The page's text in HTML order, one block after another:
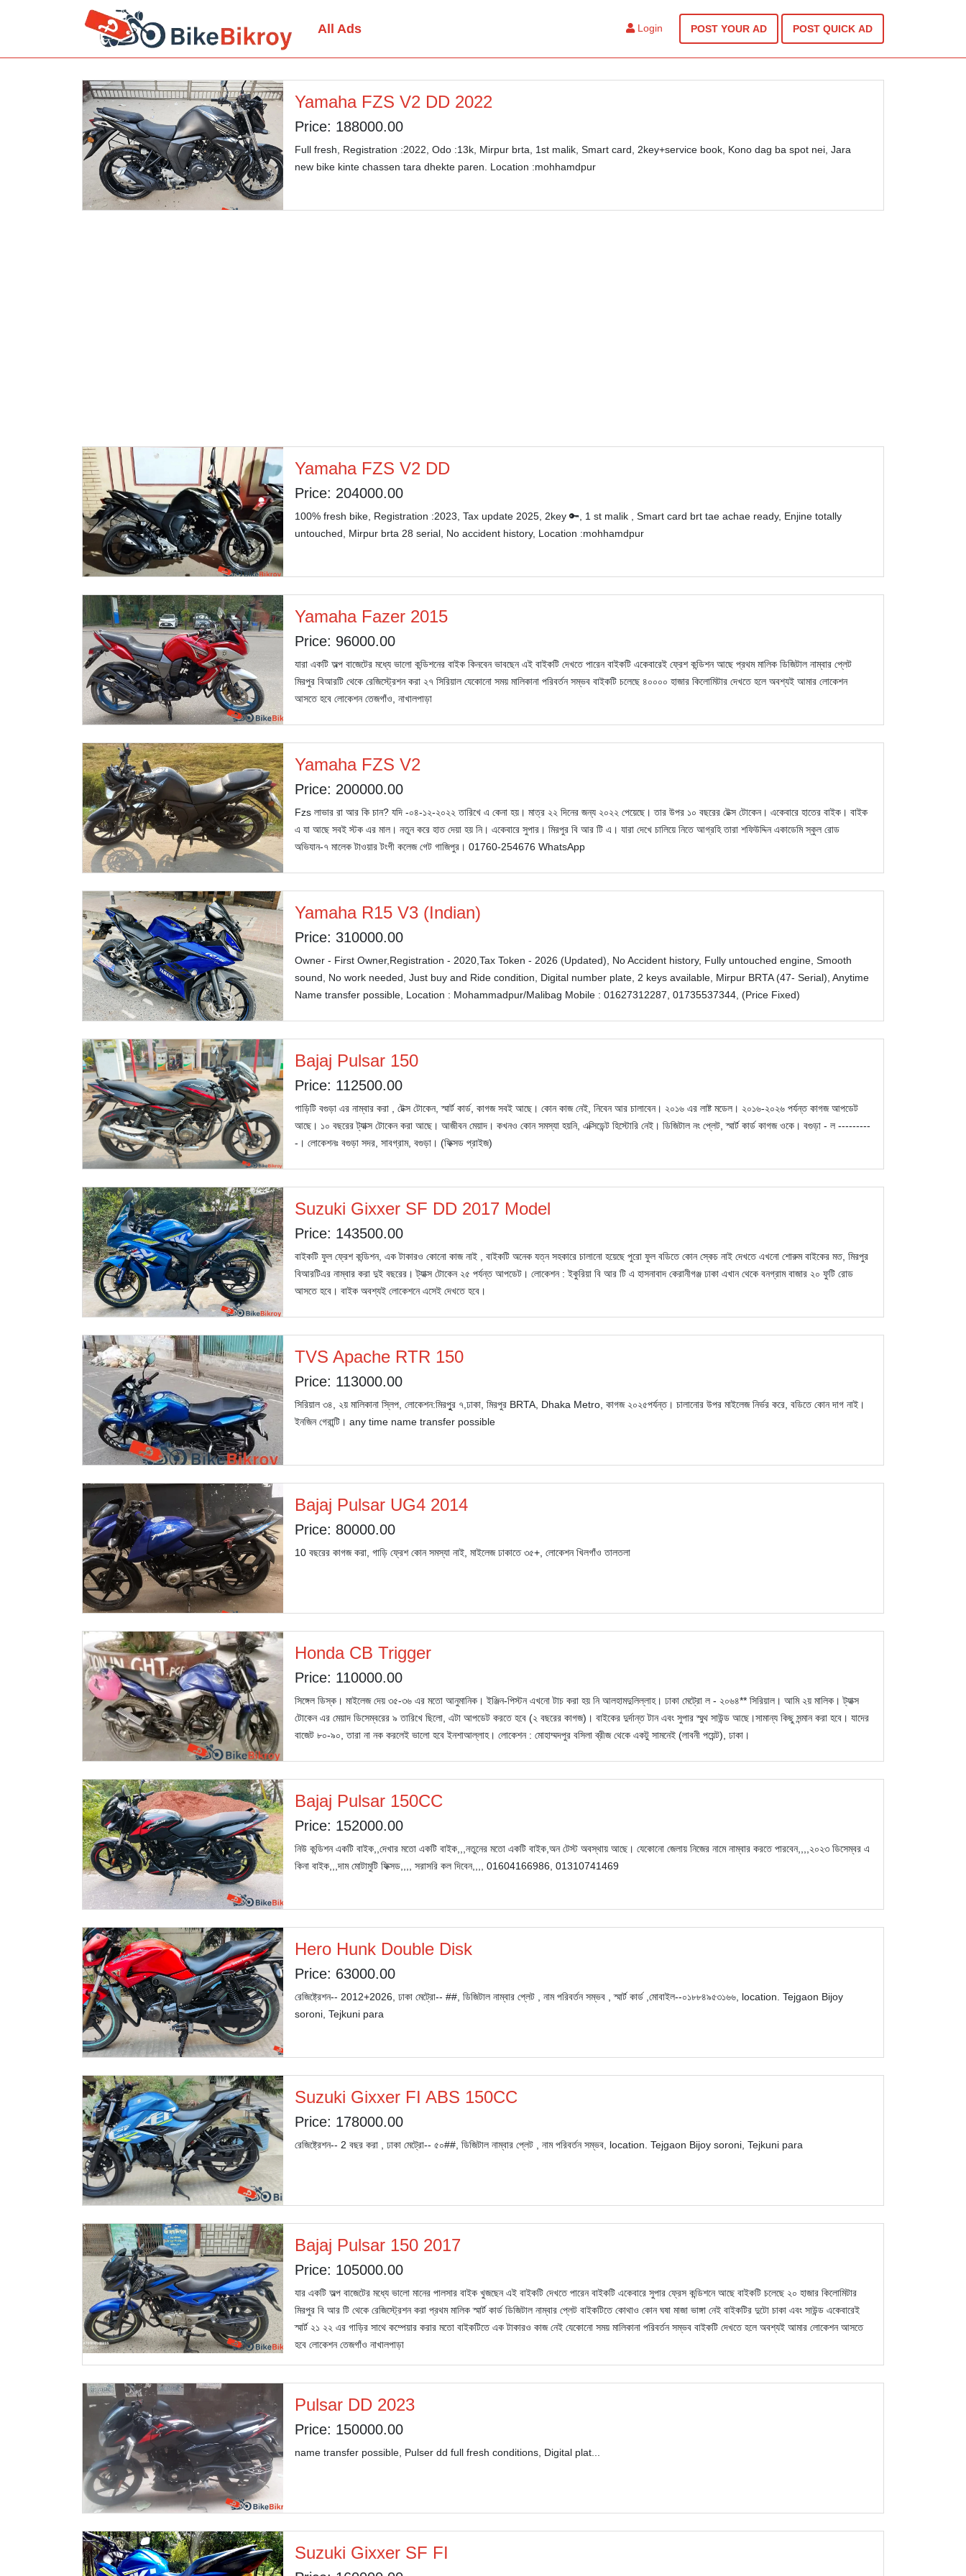
All Ads Login POST YOUR AD POST QUICK AD
Yamaha FZS V2 DD 2022
Price: 188000.00
Full fresh, Registration :2022, Odo :13k, Mirpur brta, 1st malik, Smart card, 2key+service book, Kono dag ba spot nei, Jara
new bike kinte chassen tara dhekte paren. Location :mohhamdpur
Yamaha FZS V2 DD
Price: 204000.00
100% fresh bike, Registration :2023, Tax update 2025, 2key 🔑, 1 st malik , Smart card brt tae achae ready, Enjine totally
untouched, Mirpur brta 28 serial, No accident history, Location :mohhamdpur
Yamaha Fazer 2015
Price: 96000.00
যারা একটি অল্প বাজেটের মধ্যে ভালো কন্ডিশনের বাইক কিনবেন ভাবছেন এই বাইকটি দেখতে পারেন বাইকটি একেবারেই ফ্রেশ কন্ডিশন আছে প্রথম মালিক ডিজিটাল নাম্বার প্লেট
মিরপুর বিআরটি থেকে রেজিস্ট্রেশন করা ২৭ সিরিয়াল যেকোনো সময় মালিকানা পরিবর্তন সম্ভব বাইকটি চলেছে ৪০০০০ হাজার কিলোমিটার দেখতে হলে অবশ্যই আমার লোকেশন
আসতে হবে লোকেশন তেজগাঁও, নাখালপাড়া
Yamaha FZS V2
Price: 200000.00
Fzs লাভার রা আর কি চান? যদি -০৪-১২-২০২২ তারিখে এ কেনা হয়। মাত্র ২২ দিনের জন্য ২০২২ পেয়েছে। তার উপর ১০ বছরের টেক্স টোকেন। একেবারে হাতের বাইক। বাইক
এ যা আছে সবই স্টক এর মাল। নতুন করে হাত দেয়া হয় নি। একেবারে সুপার। মিরপুর বি আর টি এ। যারা দেখে চালিয়ে নিতে আগ্রহি তারা শফিউদ্দিন একাডেমি স্কুল রোড
অভিযান-৭ মালেক টাওয়ার টংগী কলেজ গেট গাজিপুর। 01760-254676 WhatsApp
Yamaha R15 V3 (Indian)
Price: 310000.00
Owner - First Owner,Registration - 2020,Tax Token - 2026 (Updated), No Accident history, Fully untouched engine, Smooth
sound, No work needed, Just buy and Ride condition, Digital number plate, 2 keys available, Mirpur BRTA (47- Serial), Anytime
Name transfer possible, Location : Mohammadpur/Malibag Mobile : 01627312287, 01735537344, (Price Fixed)
Bajaj Pulsar 150
Price: 112500.00
গাড়িটি বগুড়া এর নাম্বার করা , টেক্স টোকেন, স্মার্ট কার্ড, কাগজ সবই আছে। কোন কাজ নেই, নিবেন আর চালাবেন। ২০১৬ এর লাষ্ট মডেল। ২০১৬-২০২৬ পর্যন্ত কাগজ আপডেট
আছে। ১০ বছরের ট্যাক্স টোকেন করা আছে। আজীবন মেয়াদ। কখনও কোন সমস্যা হয়নি, এক্সিডেন্ট হিস্টোরি নেই। ডিজিটাল নং প্লেট, স্মার্ট কার্ড কাগজ ওকে। বগুড়া - ল ---------
-। লোকেশনঃ বগুড়া সদর, সাবগ্রাম, বগুড়া। (ফিক্সড প্রাইজ)
Suzuki Gixxer SF DD 2017 Model
Price: 143500.00
বাইকটি ফুল ফ্রেশ কন্ডিশন, এক টাকারও কোনো কাজ নাই , বাইকটি অনেক যত্ন সহকারে চালানো হয়েছে পুরো ফুল বডিতে কোন স্কেচ নাই দেখতে এখনো শোরুম বাইকের মত, মিরপুর
বিআরটিএর নাম্বার করা দুই বছরের। ট্যাক্স টোকেন ২৫ পর্যন্ত আপডেট। লোকেশন : ইকুরিয়া বি আর টি এ হাসনাবাদ কেরানীগঞ্জ ঢাকা এখান থেকে বনগ্রাম বাজার ২০ ফুটি রোড
আসতে হবে। বাইক অবশ্যই লোকেশনে এসেই দেখতে হবে।
TVS Apache RTR 150
Price: 113000.00
সিরিয়াল ৩৪, ২য় মালিকানা স্লিপ, লোকেশন:মিরপুুর ৭,ঢাকা, মিরপুর BRTA, Dhaka Metro, কাগজ ২০২৫পর্যন্ত। চালানোর উপর মাইলেজ নির্ভর করে, বডিতে কোন দাগ নাই।
ইনজিন গেরান্টি। any time name transfer possible
Bajaj Pulsar UG4 2014
Price: 80000.00
10 বছরের কাগজ করা, গাড়ি ফ্রেশ কোন সমস্যা নাই, মাইলেজ ঢাকাতে ৩৫+, লোকেশন খিলগাঁও তালতলা
Honda CB Trigger
Price: 110000.00
সিঙ্গেল ডিস্ক। মাইলেজ দেয় ৩৫-৩৬ এর মতো আনুমানিক। ইঞ্জিন-পিস্টন এখনো টাচ করা হয় নি আলহামদুলিল্লাহ। ঢাকা মেট্রো ল - ২০৬৪** সিরিয়াল। আমি ২য় মালিক। ট্যাক্স
টোকেন এর মেয়াদ ডিসেম্বরের ৯ তারিখে ছিলো, এটা আপডেট করতে হবে (২ বছরের কাগজ)। বাইকের দুর্দান্ত টান এবং সুপার স্মুথ সাউন্ড আছে।সামান্য কিছু সন্মান করা হবে। যাদের
বাজেট ৮০-৯০, তারা না নক করলেই ভালো হবে ইনশাআল্লাহ। লোকেশন : মোহাম্মদপুর বসিলা ব্রীজ থেকে একটু সামনেই (লাবনী পয়েন্ট), ঢাকা।
Bajaj Pulsar 150CC
Price: 152000.00
নিউ কন্ডিশন একটি বাইক,,দেখার মতো একটি বাইক,,,নতুনের মতো একটি বাইক,অন টেস্ট অবস্থায় আছে। যেকোনো জেলায় নিজের নামে নাম্বার করতে পারবেন,,,,২০২৩ ডিসেম্বর এ
কিনা বাইক,,,দাম মোটামুটি ফিক্সড,,,, সরাসরি কল দিবেন,,,, 01604166986, 01310741469
Hero Hunk Double Disk
Price: 63000.00
রেজিষ্ট্রেশন-- 2012+2026, ঢাকা মেট্রো-- ##, ডিজিটাল নাম্বার প্লেট , নাম পরিবর্তন সম্ভব , স্মার্ট কার্ড ,মোবাইল--০১৮৮৪৯৫৩১৬৬, location. Tejgaon Bijoy
soroni, Tejkuni para
Suzuki Gixxer FI ABS 150CC
Price: 178000.00
রেজিষ্ট্রেশন-- 2 বছর করা , ঢাকা মেট্রো-- ৫০##, ডিজিটাল নাম্বার প্লেট , নাম পরিবর্তন সম্ভব, location. Tejgaon Bijoy soroni, Tejkuni para
Bajaj Pulsar 150 2017
Price: 105000.00
যার একটি অল্প বাজেটের মধ্যে ভালো মানের পালসার বাইক খুজছেন এই বাইকটি দেখতে পারেন বাইকটি একেবারে সুপার ফ্রেস কন্ডিশনে আছে বাইকটি চলেছে ২০ হাজার কিলোমিটার
মিরপুর বি আর টি থেকে রেজিস্ট্রেশন করা প্রথম মালিক স্মার্ট কার্ড ডিজিটাল নাম্বার প্লেট বাইকটিতে কোথাও কোন ঘষা মাজা ভাঙ্গা নেই বাইকটির দুটো চাকা এবং সাউন্ড একেবারেই
স্মার্ট ২১ ২২ এর গাড়ির সাথে কম্পেয়ার করার মতো বাইকটিতে এক টাকারও কাজ নেই যেকোনো সময় মালিকানা পরিবর্তন সম্ভব বাইকটি দেখতে হলে অবশ্যই আমার লোকেশন আসতে
হবে লোকেশন তেজগাঁও নাখালপাড়া
Pulsar DD 2023
Price: 150000.00
name transfer possible, Pulser dd full fresh conditions, Digital plat...
Suzuki Gixxer SF FI